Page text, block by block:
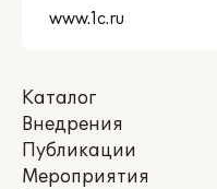
Каталог
Внедрения
Публикации
Мероприятия